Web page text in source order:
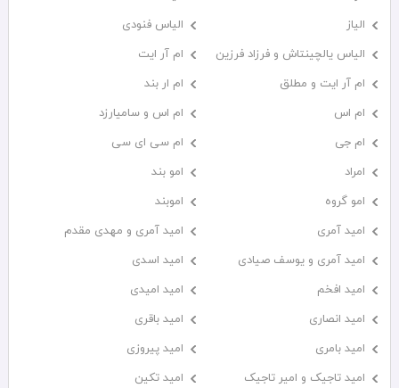
الیاز
الیاس فنودی
الیاس یالچینتاش و فرزاد فرزین
ام آر ایت
ام آر ایت و مطلق
ام‌ ار بند
ام اس
ام اس و سامیارزد
ام جی
ام سی ای سی
امراد
امو بند
امو گروه
اموبند
امید آمری
امید آمری و مهدی مقدم
امید آمری و یوسف صیادی
امید اسدی
امید افخم
امید امیدی
امید انصاری
امید باقری
امید بامری
امید پیروزی
امید تاجیک و امیر تاجیک
امید تکین